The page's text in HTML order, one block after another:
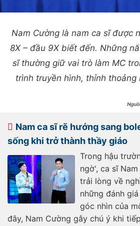
Nam Cường là nam ca sĩ được
8X – đầu 9X biết đến. Những
sĩ thường giữ vai trò làm MC
trình truyền hình, thỉnh
Nam ca sĩ rẽ hướng sang
sống khi trở thành thầy giáo
Trong hậu
ngờ', ca sĩ
trải lòng về
những đánh
góc nhìn của
đây, Nam Cường gây chú ý khi